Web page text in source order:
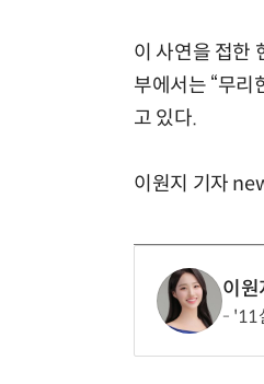
이 사연을 접한
부에서는 “무리
고 있다.
이원지 기자
이원
'11